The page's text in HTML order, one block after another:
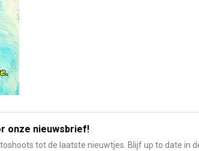
onze nieuwsbrief!
tot de laatste nieuwtjes. Blijf up to date in